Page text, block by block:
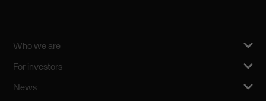
Who we are
For investors
News